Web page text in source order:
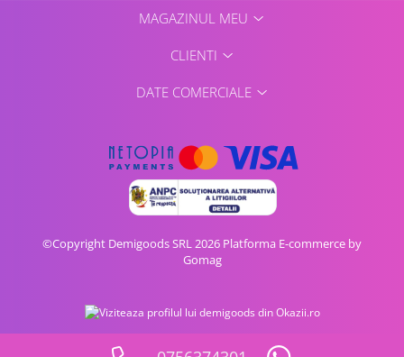
MAGAZINUL MEU
CLIENTI
DATE COMERCIALE
©Copyright Demigoods SRL 2026 Platforma E-commerce by
Gomag